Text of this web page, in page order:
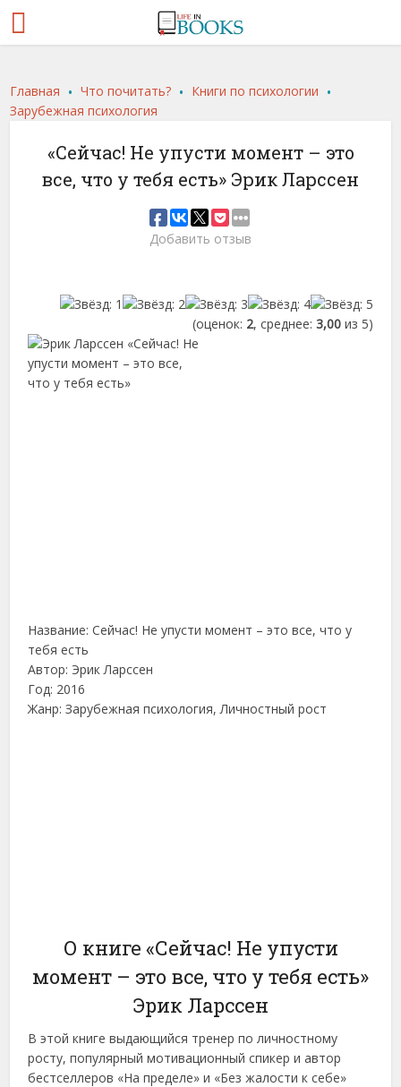
Главная .Что почитать? . Книги по психологии .
Зарубежная психология
«Сейчас! Не упусти момент – это
все, что у тебя есть» Эрик Ларссен
Добавить отзыв
(оценок: 2, среднее: 3,00из 5)
Название: Сейчас! Не упусти момент – это все, что у
тебя есть
Автор: Эрик Ларссен
Год: 2016
Жанр: Зарубежная психология, Личностный рост
О книге «Сейчас! Не упусти
момент – это все, что у тебя есть»
Эрик Ларссен
В этой книге выдающийся тренер по личностному
росту, популярный мотивационный спикер и автор
бестселлеров «На пределе» и «Без жалости к себе»